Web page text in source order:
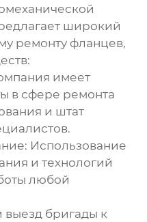
широкий
ремонту фланцев,
имеет
в сфере ремонта
и штат
Использование
и технологий
любой
выезд бригады к